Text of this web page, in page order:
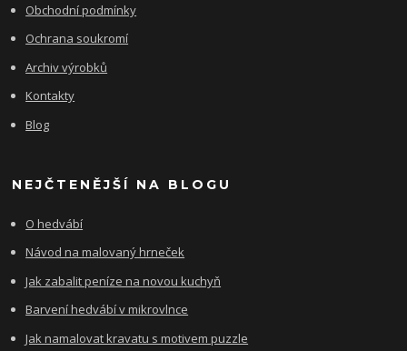
Obchodní podmínky
Ochrana soukromí
Archiv výrobků
Kontakty
Blog
NEJČTENĚJŠÍ NA BLOGU
O hedvábí
Návod na malovaný hrneček
Jak zabalit peníze na novou kuchyň
Barvení hedvábí v mikrovlnce
Jak namalovat kravatu s motivem puzzle